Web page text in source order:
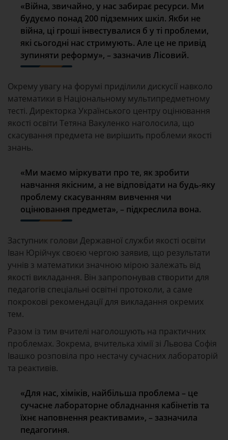
«Війна, звичайно, у нас забирає ресурси. Ми
будуємо понад 200 підземних шкіл. Якби не
війна, ці гроші інвестувалися б у ті проблеми,
які сьогодні нас стримують. Але це не привід
зупиняти реформу», – зазначив Лісовий.
Окрему увагу на форумі приділили дискусії навколо
математики в Національному мультипредметному
тесті. Директорка Українського центру оцінювання
якості освіти Тетяна Вакуленко наголосила, що
скасування предмета не вирішить проблеми якості
знань.
«Ми маємо міркувати про те, як зробити
навчання якісним, а не відповідати на будь-яку
проблему скасуванням вивчення чи
оцінювання предмета», – підкреслила вона.
Заступник голови Державної служби якості освіти
Іван Юрійчук своєю чергою заявив, що результати
учнів з математики значною мірою залежать від
якості викладання. Він запропонував створити для
педагогів спеціальні освітні протоколи, а саме
покрокові рекомендації для викладання окремих
тем.
Разом із тим вчителі наголошують на практичних
проблемах. Зокрема, вчителька хімії зі Львова Софія
Івашко розповіла про нестачу сучасних лабораторій
та реактивів.
«Для нас, хіміків, найбільша проблема – це
сучасне лабораторне обладнання кабінетів та
їхнє наповнення реактивами», – зазначила
педагогиня.